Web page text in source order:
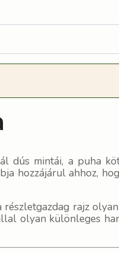
dús mintái, a puha
hozzájárul ahhoz,
rajz
olyan különleges